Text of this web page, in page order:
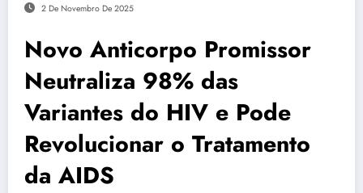
2 De Novembro De 2025
Novo Anticorpo Promissor
Neutraliza 98% das
Variantes do HIV e Pode
Revolucionar o Tratamento
da AIDS